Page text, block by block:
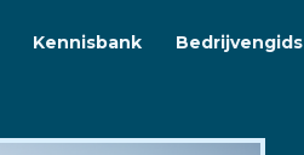
Kennisbank Bedrijvengids